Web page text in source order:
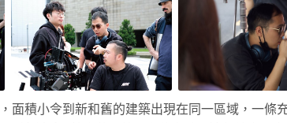
面積小令到新和舊的建築出現在同一區域，一條